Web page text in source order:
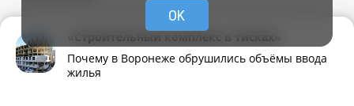
«Строительный комплекс в тисках»
Почему в Воронеже обрушились объёмы ввода
жилья
Политика конфиденциальности
Правила применения рекомендательных технологий
OK